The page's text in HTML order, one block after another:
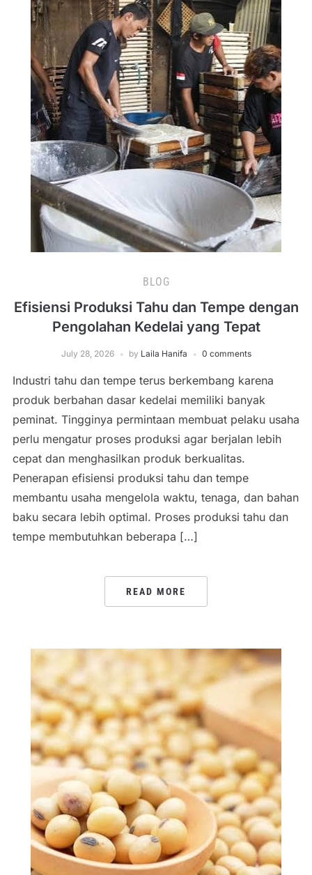
BLOG
Efisiensi Produksi Tahu dan Tempe dengan
Pengolahan Kedelai yang Tepat
July 28, 2026 by Laila Hanifa 0 comments
Industri tahu dan tempe terus berkembang karena
produk berbahan dasar kedelai memiliki banyak
peminat. Tingginya permintaan membuat pelaku usaha
perlu mengatur proses produksi agar berjalan lebih
cepat dan menghasilkan produk berkualitas.
Penerapan efisiensi produksi tahu dan tempe
membantu usaha mengelola waktu, tenaga, dan bahan
baku secara lebih optimal. Proses produksi tahu dan
tempe membutuhkan beberapa […]
READ MORE